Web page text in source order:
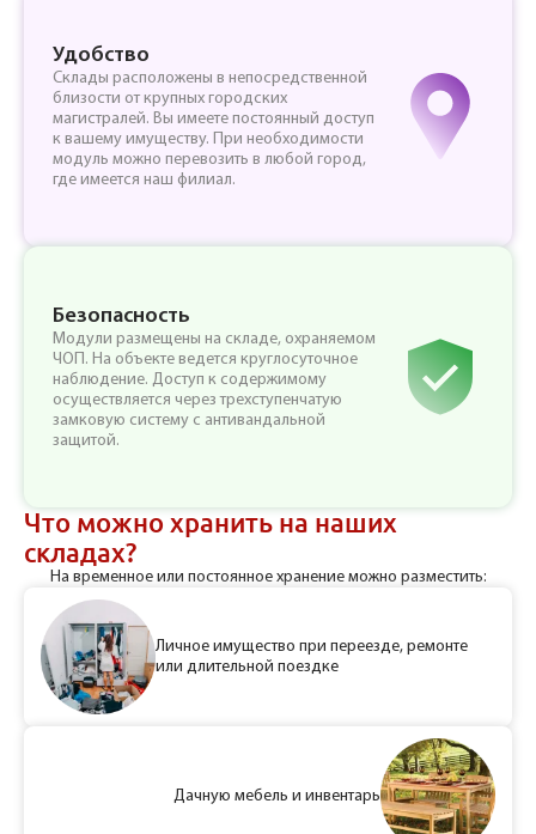
Удобство
Склады расположены в непосредственной
близости от крупных городских
магистралей. Вы имеете постоянный доступ
к вашему имуществу. При необходимости
модуль можно перевозить в любой город,
где имеется наш филиал.
Безопасность
Модули размещены на складе, охраняемом
ЧОП. На объекте ведется круглосуточное
наблюдение. Доступ к содержимому
осуществляется через трехступенчатую
замковую систему с антивандальной
защитой.
Что можно хранить на наших
складах?
На временное или постоянное хранение можно разместить:
Личное имущество при переезде, ремонте
или длительной поездке
Дачную мебель и инвентарь